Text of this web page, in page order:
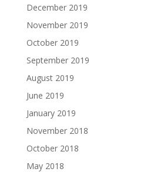
December 2019
November 2019
October 2019
September 2019
August 2019
June 2019
January 2019
November 2018
October 2018
May 2018